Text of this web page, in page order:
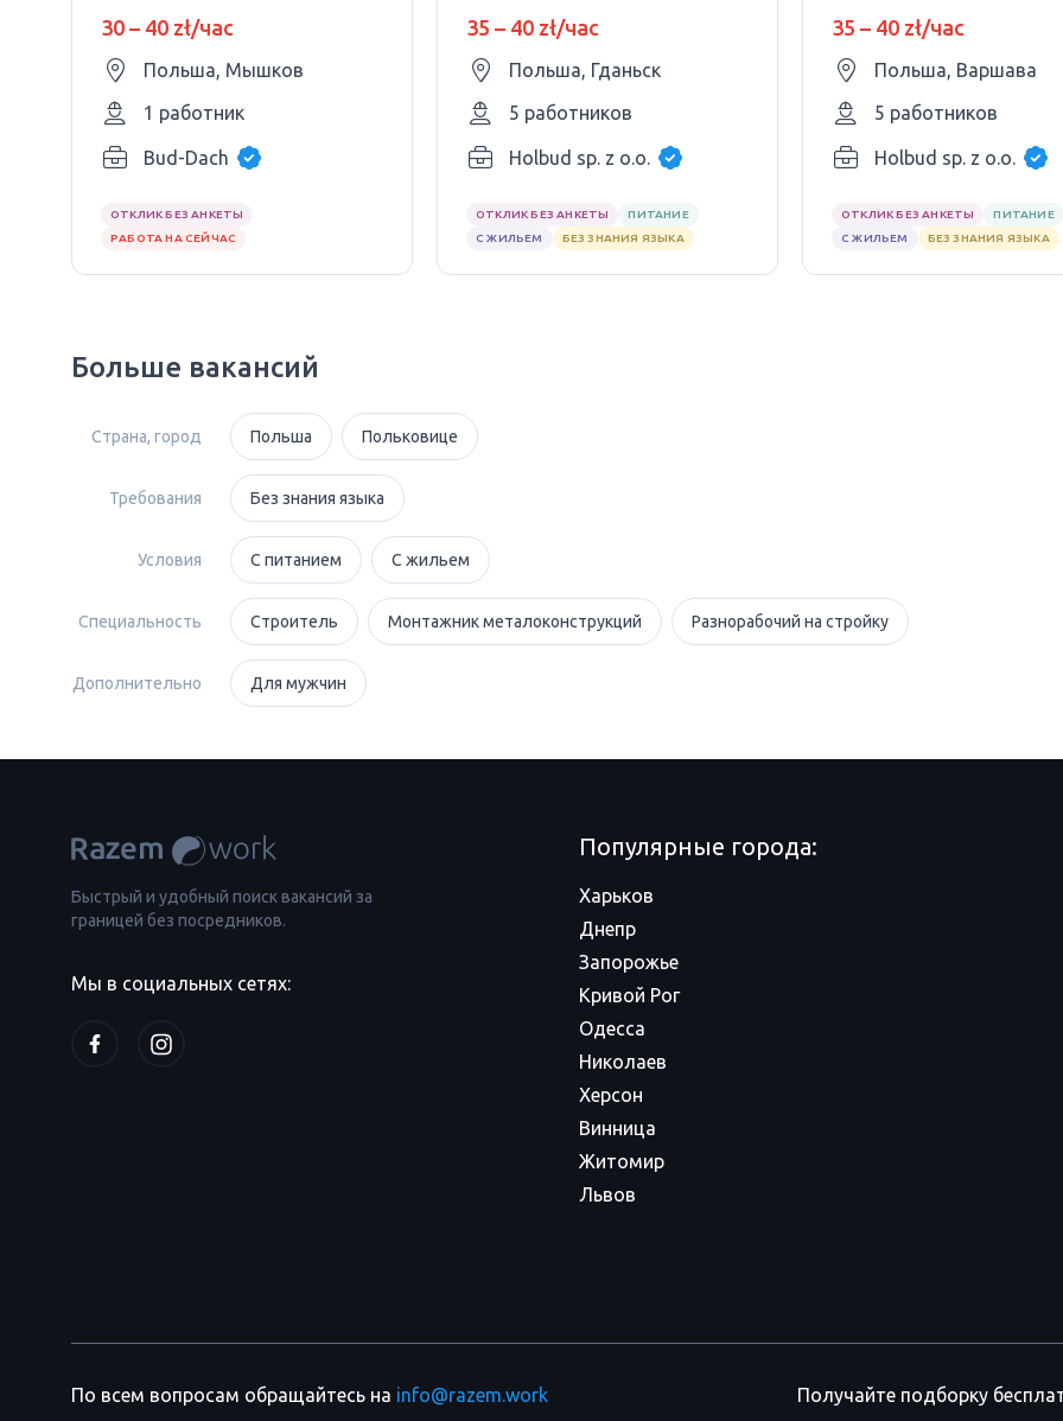
помощник
кровельщика
30 – 40 zł/час
Польша, Мышков
1 работник
Bud-Dach
ОТКЛИК БЕЗ АНКЕТЫ
РАБОТА НА СЕЙЧАС
35 – 40 zł/час
Польша, Гданьск
5 работников
Holbud sp. z o.o.
ОТКЛИК БЕЗ АНКЕТЫ
ПИТАНИЕ
С ЖИЛЬЕМ
БЕЗ ЗНАНИЯ ЯЗЫКА
35 – 40 zł/час
Польша, Варшава
5 работников
Holbud sp. z o.o.
ОТКЛИК БЕЗ АНКЕТЫ
ПИТАНИЕ
С ЖИЛЬЕМ
БЕЗ ЗНАНИЯ ЯЗЫКА
Больше вакансий
Страна, город Польша Польковице
Требования Без знания языка
Условия С питанием С жильем
Специальность Строитель Монтажник металоконструкций Разнорабочий на стройку
Дополнительно Для мужчин
Быстрый и удобный поиск вакансий за
границей без посредников.
Мы в социальных сетях:
Популярные города:
Харьков
Днепр
Запорожье
Кривой Рог
Одесса
Николаев
Херсон
Винница
Житомир
Львов
По всем вопросам обращайтесь на info@razem.work Получайте подборку